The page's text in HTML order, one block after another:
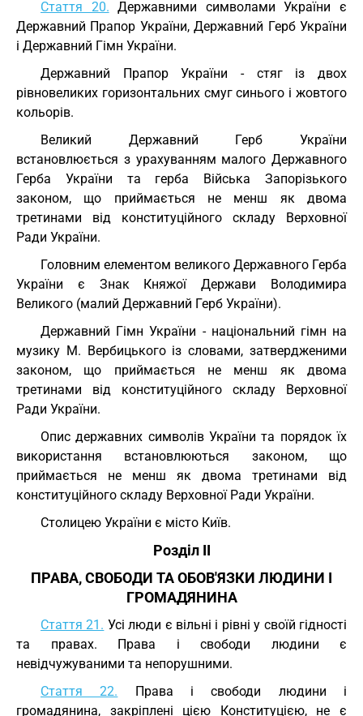
Стаття 20. Державними символами України є
Державний Прапор України, Державний Герб України
і Державний Гімн України.
Державний Прапор України - стяг із двох
рівновеликих горизонтальних смуг синього і жовтого
кольорів.
Великий Державний Герб України
встановлюється з урахуванням малого Державного
Герба України та герба Війська Запорізького
законом, що приймається не менш як двома
третинами від конституційного складу Верховної
Ради України.
Головним елементом великого Державного Герба
України є Знак Княжої Держави Володимира
Великого (малий Державний Герб України).
Державний Гімн України - національний гімн на
музику М. Вербицького із словами, затвердженими
законом, що приймається не менш як двома
третинами від конституційного складу Верховної
Ради України.
Опис державних символів України та порядок їх
використання встановлюються законом, що
приймається не менш як двома третинами від
конституційного складу Верховної Ради України.
Столицею України є місто Київ.
Розділ II
ПРАВА, СВОБОДИ ТА ОБОВ'ЯЗКИ ЛЮДИНИ І
ГРОМАДЯНИНА
Стаття 21. Усі люди є вільні і рівні у своїй гідності
та правах. Права і свободи людини є
невідчужуваними та непорушними.
Стаття 22. Права і свободи людини і
громадянина, закріплені цією Конституцією, не є